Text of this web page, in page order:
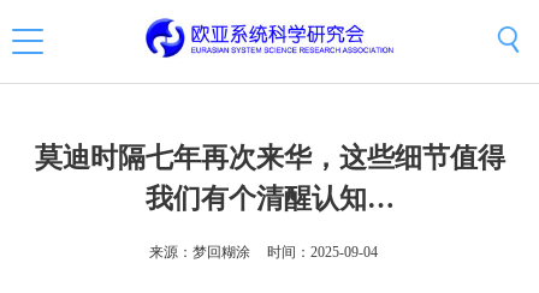
莫迪时隔七年再次来华，这些细节值得
我们有个清醒认知…
来源：梦回糊涂 时间：2025-09-04